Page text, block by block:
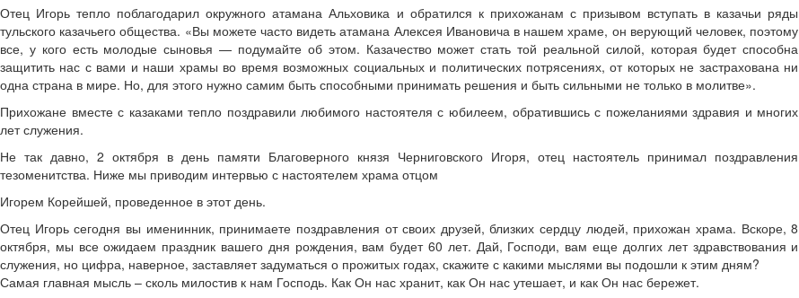
Отец Игорь тепло поблагодарил окружного атамана Альховика и обратился к прихожанам с призывом вступать в казачьи ряды
тульского казачьего общества. «Вы можете часто видеть атамана Алексея Ивановича в нашем храме, он верующий человек, поэтому
все, у кого есть молодые сыновья — подумайте об этом. Казачество может стать той реальной силой, которая будет способна
защитить нас с вами и наши храмы во время возможных социальных и политических потрясениях, от которых не застрахована ни
одна страна в мире. Но, для этого нужно самим быть способными принимать решения и быть сильными не только в молитве».
Прихожане вместе с казаками тепло поздравили любимого настоятеля с юбилеем, обратившись с пожеланиями здравия и многих
лет служения.
Не так давно, 2 октября в день памяти Благоверного князя Черниговского Игоря, отец настоятель принимал поздравления
тезоменитства. Ниже мы приводим интервью с настоятелем храма отцом
Игорем Корейшей, проведенное в этот день.
Отец Игорь сегодня вы именинник, принимаете поздравления от своих друзей, близких сердцу людей, прихожан храма. Вскоре, 8
октября, мы все ожидаем праздник вашего дня рождения, вам будет 60 лет. Дай, Господи, вам еще долгих лет здравствования и
служения, но цифра, наверное, заставляет задуматься о прожитых годах, скажите с какими мыслями вы подошли к этим дням?
Самая главная мысль – сколь милостив к нам Господь. Как Он нас хранит, как Он нас утешает, и как Он нас бережет.